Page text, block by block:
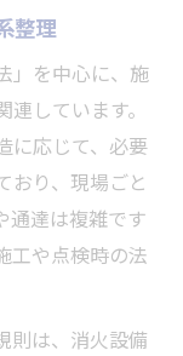
事の概要
事の適用範
と工事手順
火対象物の
義務の関係
事の要点
整理
」を中心に、施
しています。
に応じて、必要
おり、現場ごと
通達は複雑です
工や点検時の法
則は、消火設備